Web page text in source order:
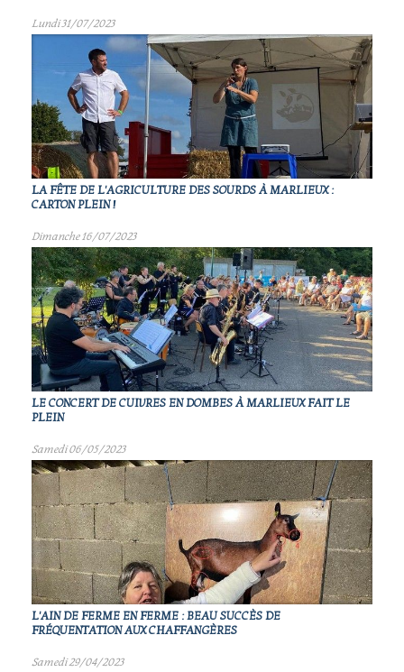
Lundi 31/07/2023
LA FÊTE DE L'AGRICULTURE DES SOURDS À MARLIEUX :
CARTON PLEIN !
Dimanche 16/07/2023
LE CONCERT DE CUIVRES EN DOMBES À MARLIEUX FAIT LE
PLEIN
Samedi 06/05/2023
L'AIN DE FERME EN FERME : BEAU SUCCÈS DE
FRÉQUENTATION AUX CHAFFANGÈRES
Samedi 29/04/2023